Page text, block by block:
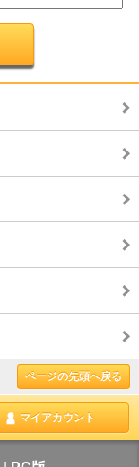
ページの先頭へ戻る
マイアカウント